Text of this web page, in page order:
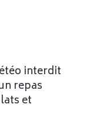
interdit
repas
et